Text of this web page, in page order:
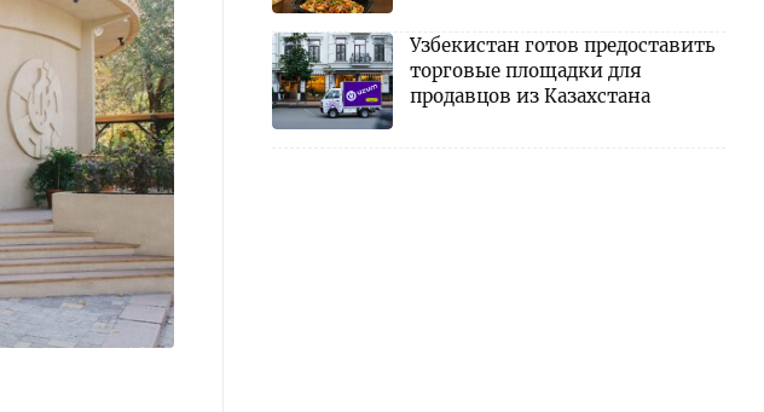
Узбекистан готов предоставить
торговые площадки для
продавцов из Казахстана